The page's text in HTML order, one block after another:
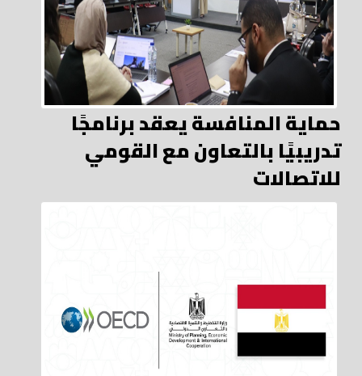
حماية المنافسة يعقد برنامجًا
تدريبيًا بالتعاون مع القومي
للاتصالات